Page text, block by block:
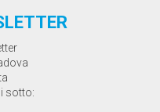
sotto: